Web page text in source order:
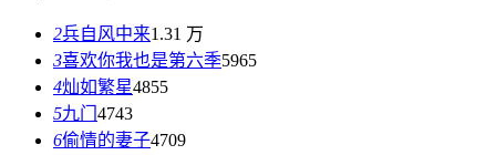
2兵自风中来1.31 万
3喜欢你我也是第六季5965
4灿如繁星4855
5九门 4743
6偷情的妻子4709